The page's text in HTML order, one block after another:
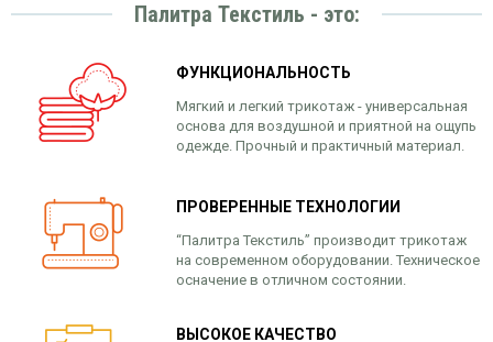
Палитра Текстиль - это:
ФУНКЦИОНАЛЬНОСТЬ
Мягкий и легкий трикотаж - универсальная
основа для воздушной и приятной на ощупь
одежде. Прочный и практичный материал.
ПРОВЕРЕННЫЕ ТЕХНОЛОГИИ
“Палитра Текстиль” производит трикотаж
на современном оборудовании. Техническое
осначение в отличном состоянии.
ВЫСОКОЕ КАЧЕСТВО